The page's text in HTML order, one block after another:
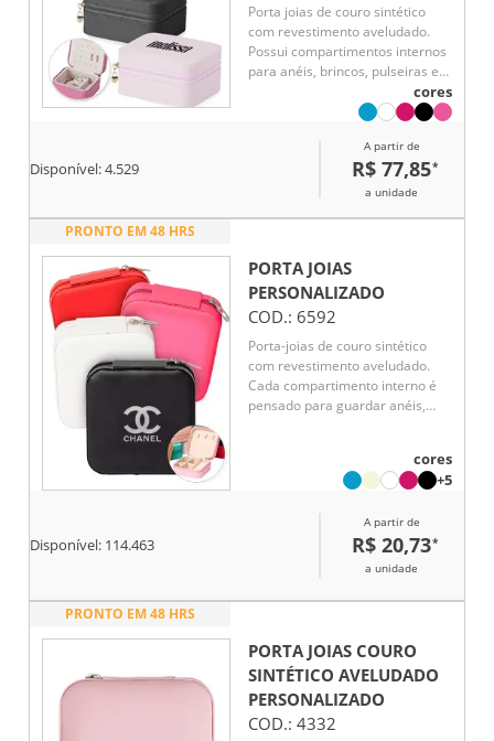
Porta joias de couro sintético
com revestimento aveludado.
Possui compartimentos internos
para anéis, brincos, pulseiras e
cores
Disponível:4.529
A partir de
R$ 77,85*
a unidade
PRONTO EM 48 HRS
PORTA JOIAS
PERSONALIZADO
COD.: 6592
Porta-joias de couro sintético
com revestimento aveludado.
Cada compartimento interno é
pensado para guardar anéis,
cores
+5
Disponível: 114.463
A partir de
R$ 20,73*
a unidade
PRONTO EM 48 HRS
PORTA JOIAS COURO
SINTÉTICO AVELUDADO
PERSONALIZADO
COD.: 4332